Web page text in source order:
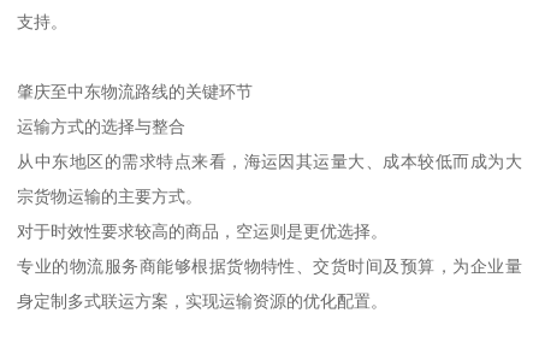
支持。
肇庆至中东物流路线的关键环节
运输方式的选择与整合
从中东地区的需求特点来看，海运因其运量大、成本较低而成为大
宗货物运输的主要方式。
对于时效性要求较高的商品，空运则是更优选择。
专业的物流服务商能够根据货物特性、交货时间及预算，为企业量
身定制多式联运方案，实现运输资源的优化配置。